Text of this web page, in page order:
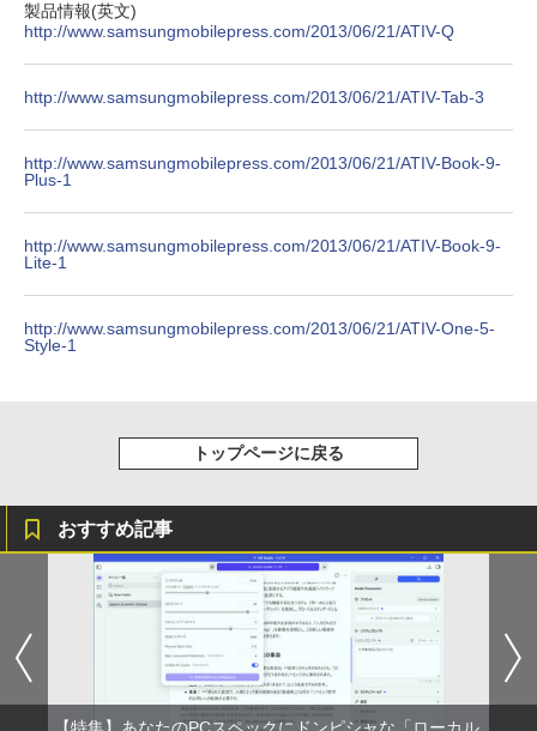
4
【最新モデル】デスクトップパソコン 一
256GB Wi-Fi対応 USB3.0 一体型PC テ
ンキー付きキーボード＆マウスプレゼン
ペースPC
5
￥52,800
ネル ノングレア 非光沢 チルト調整 PCモ
ーナープレゼント】【メーカー1年保証】
ニター モバイルディスプレイ 1920×108
￥11,699
剛昌 ]
学/WEB会議(ホワイト)
レスイヤホン Bluetooth 5.4 ノイズキャンセ
￥250
ベルレス 650mlPET×24本
製品情報(英文)
http://www.samsungmobilepress.com/2013/06/21/ATIV-Q
http://www.samsungmobilepress.com/2013/06/21/ATIV-Tab-3
http://www.samsungmobilepress.com/2013/06/21/ATIV-Book-9-
Plus-1
http://www.samsungmobilepress.com/2013/06/21/ATIV-Book-9-
Lite-1
http://www.samsungmobilepress.com/2013/06/21/ATIV-One-5-
Style-1
トップページに戻る
おすすめ記事